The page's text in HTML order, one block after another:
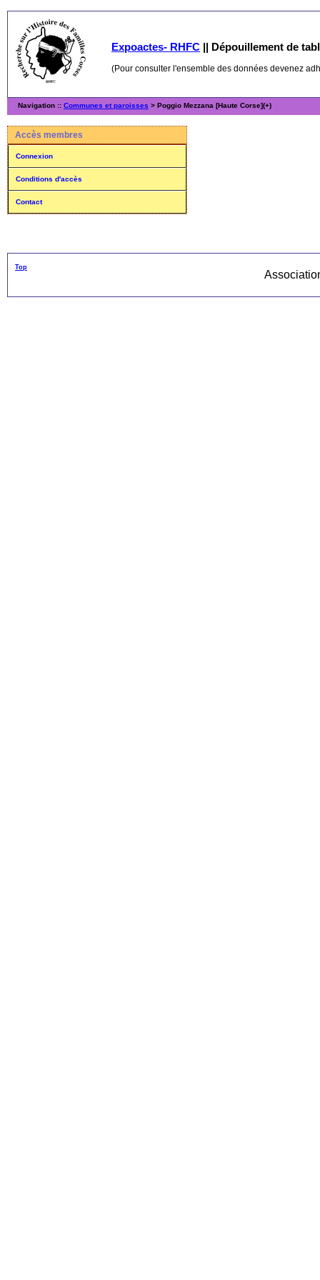
Expoactes- RHFC || Dépouillement de
(Pour consulter l'ensemble des données devenez
Navigation :: Communes et paroisses > Poggio Mezzana [Haute Corse](+)
Accès membres
Connexion
Conditions d'accès
Contact
Top